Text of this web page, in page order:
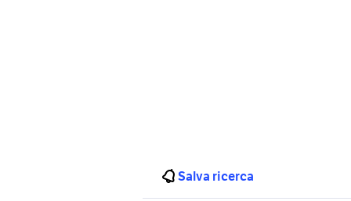
Salva ricerca